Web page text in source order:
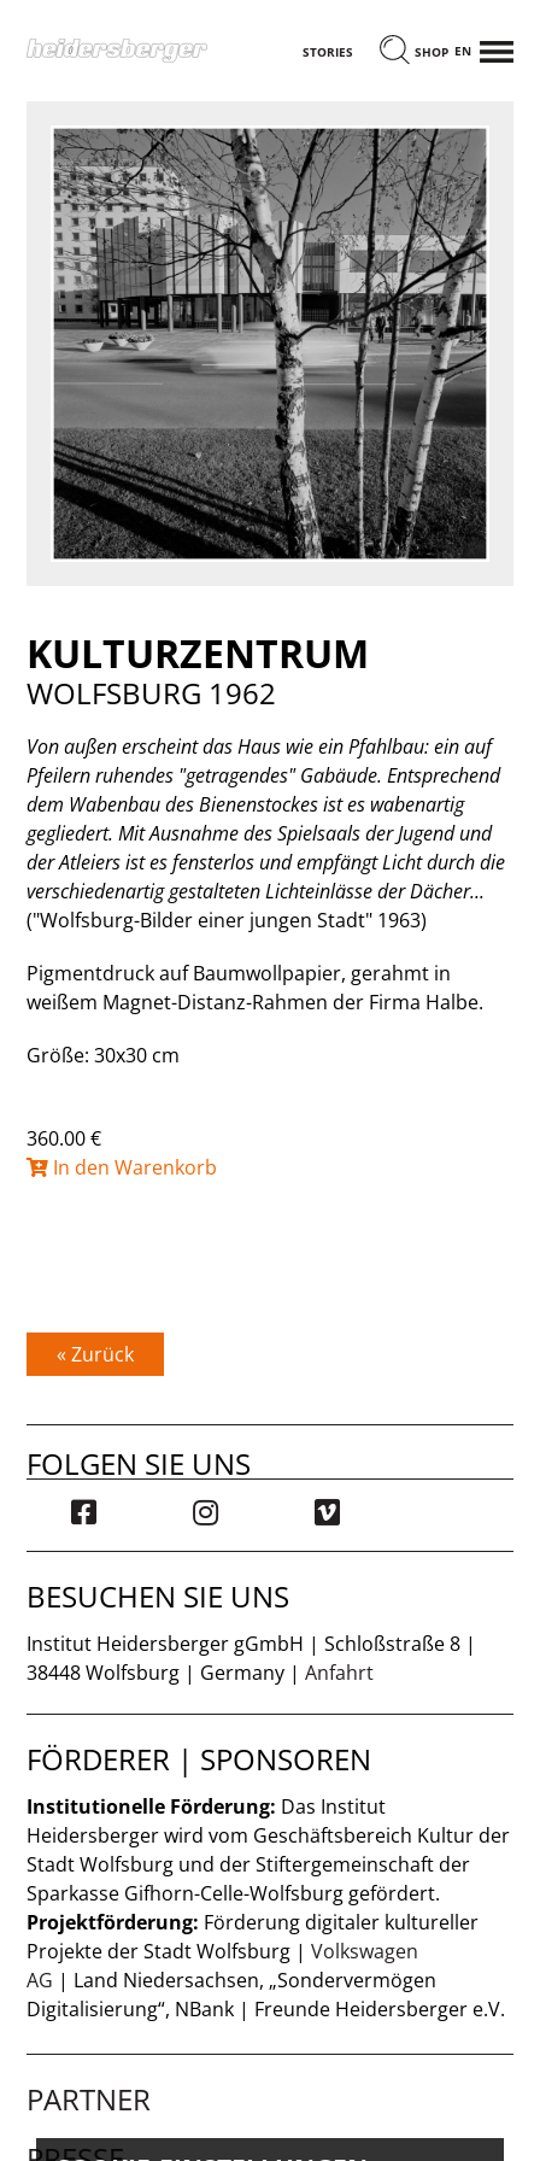
STORIES SHOP ENGLISCH
MENÜ
KULTURZENTRUM
WOLFSBURG 1962
Von außen erscheint das Haus wie ein Pfahlbau: ein auf
Pfeilern ruhendes "getragendes" Gabäude. Entsprechend
dem Wabenbau des Bienenstockes ist es wabenartig
gegliedert. Mit Ausnahme des Spielsaals der Jugend und
der Atleiers ist es fensterlos und empfängt Licht durch die
verschiedenartig gestalteten Lichteinlässe der Dächer...
("Wolfsburg-Bilder einer jungen Stadt" 1963)
Pigmentdruck auf Baumwollpapier, gerahmt in
weißem Magnet-Distanz-Rahmen der Firma Halbe.
Größe: 30x30 cm
360.00 €
In den Warenkorb
« Zurück
FOLGEN SIE UNS
BESUCHEN SIE UNS
Institut Heidersberger gGmbH | Schloßstraße 8 |
38448 Wolfsburg | Germany |Anfahrt
FÖRDERER | SPONSOREN
Institutionelle Förderung: Das Institut
Heidersberger wird vom Geschäftsbereich Kultur der
Stadt Wolfsburg und der Stiftergemeinschaft der
Sparkasse Gifhorn-Celle-Wolfsburg gefördert.
Projektförderung: Förderung digitaler kultureller
Projekte der Stadt Wolfsburg |Volkswagen
AG | Land Niedersachsen, „Sondervermögen
Digitalisierung“, NBank | Freunde Heidersberger e.V.
PARTNER